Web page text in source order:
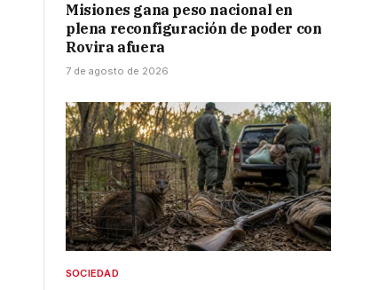
Misiones gana peso nacional en
plena reconfiguración de poder con
Rovira afuera
7 de agosto de 2026
SOCIEDAD